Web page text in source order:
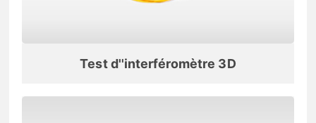
Test d''interféromètre 3D